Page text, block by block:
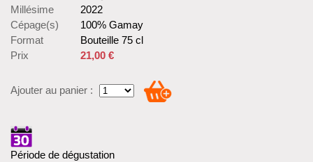
Millésime
2022
Cépage(s)
100% Gamay
Format
Bouteille 75 cl
Prix
21,00 €
Ajouter au panier :
Période de dégustation